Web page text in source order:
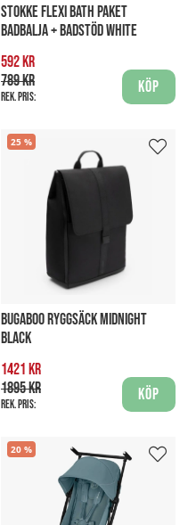
STOKKE FLEXI BATH PAKET
BADBALJA + BADSTÖD WHITE
592 kr
789 kr
Rek. pris:
Köp
25
BUGABOO RYGGSÄCK MIDNIGHT
BLACK
1421 kr
1895 kr
Rek. pris:
Köp
20